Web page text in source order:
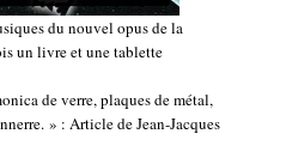
du nouvel opus de la
un livre et une tablette
de verre, plaques de métal,
» : Article de Jean-Jacques